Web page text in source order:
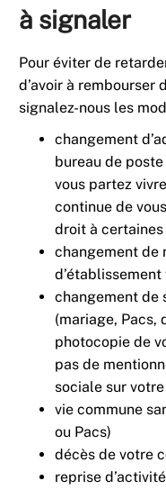
à signaler
Pour éviter de
d’avoir à rembourser
signalez-nous les
changement
bureau de
vous partez
continue de
droit à
changement de
changement de
(mariage, Pacs,
photocopie de
pas de
sociale sur
vie commune
ou Pacs)
décès de votre
reprise